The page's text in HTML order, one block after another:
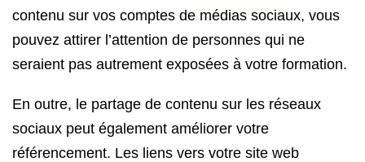
contenu sur vos comptes de médias sociaux, vous
pouvez attirer l’attention de personnes qui ne
seraient pas autrement exposées à votre formation.
En outre, le partage de contenu sur les réseaux
sociaux peut également améliorer votre
référencement. Les liens vers votre site web